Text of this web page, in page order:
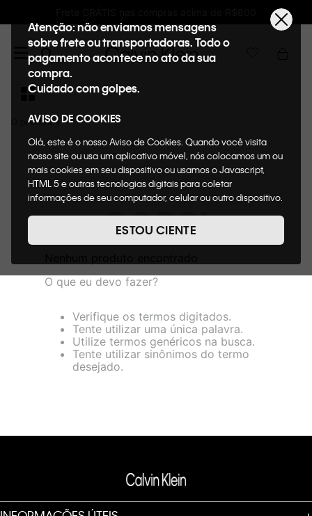
Atenção: não enviamos mensagens
sobre frete ou transportadoras. Todo o
pagamento acontece no ato da sua
compra.
Cuidado com golpes.
AVISO DE COOKIES
Olá, este é o nosso Aviso de Cookies. Quando você visita
nosso site ou usa um aplicativo móvel, nós colocamos um ou
mais cookies em seu dispositivo ou usamos o Javascript,
HTML 5 e outras tecnologias digitais para coletar
informações de seu computador, celular ou outro dispositivo.
de cookies, informaremos quais cookies usaremos e quais
suas funções. A forma como processamos os dados
nosso Aviso de Privacidade. Quando você visita nosso site,
consideraremos isso como sua solicitação específica para
loja virtual. Para maiores informações sobre o nosso aviso de
Cookies acesse o link.
ESTOU CIENTE
OOPS!
O que eu devo fazer?
Verifique os termos digitados.
Tente utilizar uma única palavra.
Utilize termos genéricos na busca.
Tente utilizar sinônimos do termo
desejado.